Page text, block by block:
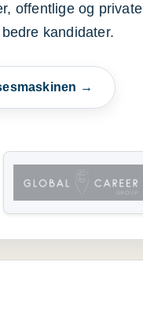
offentlige og private
kandidater.
→